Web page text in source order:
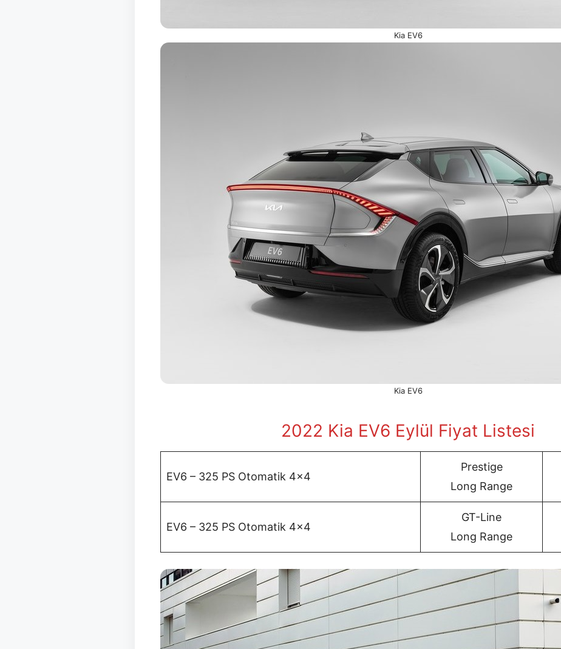
Kia EV6
Kia EV6
2022 Kia EV6 Eylül Fiyat Listesi
EV6 – 325 PS Otomatik 4×4
Prestige
Long Range
EV6 – 325 PS Otomatik 4×4
GT-Line
Long Range